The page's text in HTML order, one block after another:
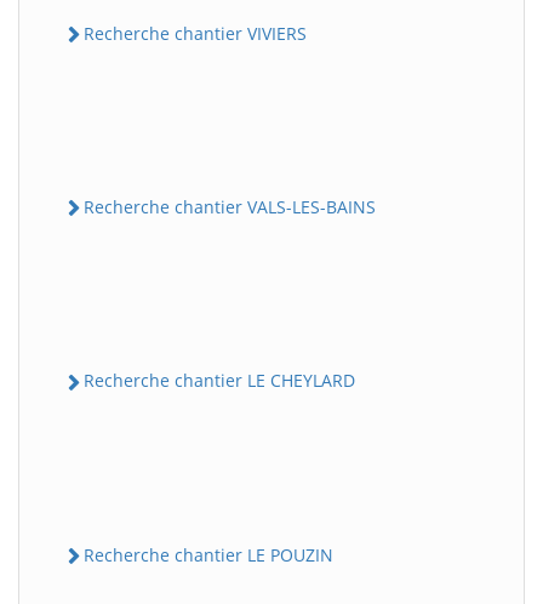
Recherche chantier VIVIERS
Recherche chantier VALS-LES-BAINS
Recherche chantier LE CHEYLARD
Recherche chantier LE POUZIN